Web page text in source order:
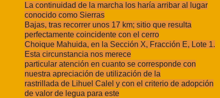
La continuidad de la marcha los haría arribar al lugar
conocido como Sierras
Bajas, tras recorrer unos 17 km; sitio que resulta
perfectamente coincidente con el cerro
Choique Mahuida, en la Sección X, Fracción E, Lote 1.
Esta circunstancia nos merece
particular atención en cuanto se corresponde con
nuestra apreciación de utilización de la
rastrillada de Lihuel Calel y con el criterio de adopción
de valor de legua para este